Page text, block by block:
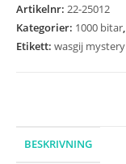
-
Wasgij
bitar
Artikelnr: 22-25012
Kategorier: 1000 bitar,
Etikett: wasgij mystery
BESKRIVNING